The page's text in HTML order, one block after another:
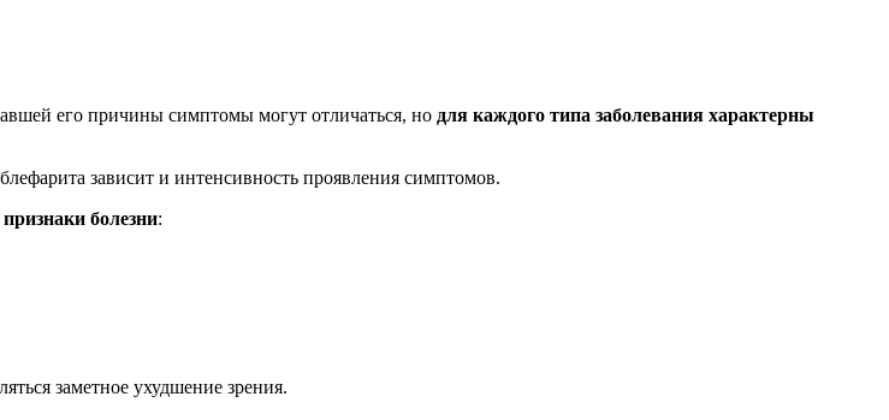
его причины симптомы могут отличаться, но для каждого типа заболевания характерны
зависит и интенсивность проявления симптомов.
болезни:
заметное ухудшение зрения.